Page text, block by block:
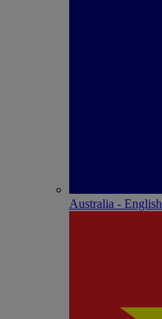
Australia - English